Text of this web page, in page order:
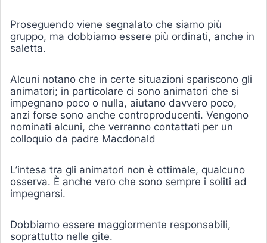
Proseguendo viene segnalato che siamo più
gruppo, ma dobbiamo essere più ordinati, anche in
saletta.
Alcuni notano che in certe situazioni spariscono gli
animatori; in particolare ci sono animatori che si
impegnano poco o nulla, aiutano davvero poco,
anzi forse sono anche controproducenti. Vengono
nominati alcuni, che verranno contattati per un
colloquio da padre Macdonald
L’intesa tra gli animatori non è ottimale, qualcuno
osserva. È anche vero che sono sempre i soliti ad
impegnarsi.
Dobbiamo essere maggiormente responsabili,
soprattutto nelle gite.